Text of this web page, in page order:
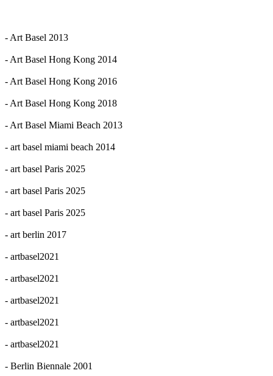
- Art Basel 2013
- Art Basel Hong Kong 2014
- Art Basel Hong Kong 2016
- Art Basel Hong Kong 2018
- Art Basel Miami Beach 2013
- art basel miami beach 2014
- art basel Paris 2025
- art basel Paris 2025
- art basel Paris 2025
- art berlin 2017
- artbasel2021
- artbasel2021
- artbasel2021
- artbasel2021
- artbasel2021
- Berlin Biennale 2001